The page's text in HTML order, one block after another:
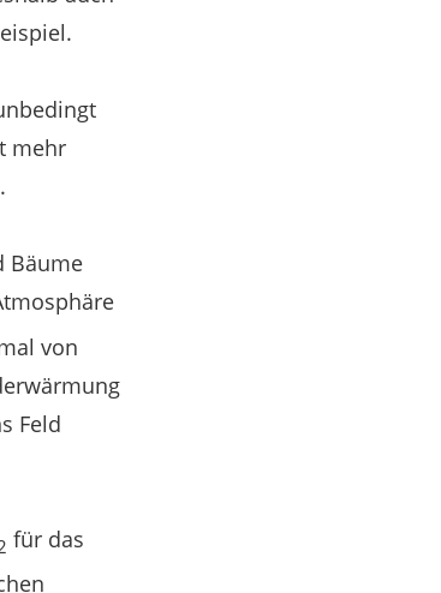
mehr
Bäume
von
Feld
für das